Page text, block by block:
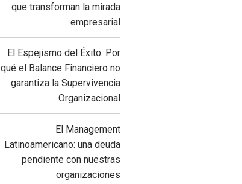
que transforman la mirada
empresarial
El Espejismo del Éxito: Por
qué el Balance Financiero no
garantiza la Supervivencia
Organizacional
El Management
Latinoamericano: una deuda
pendiente con nuestras
organizaciones